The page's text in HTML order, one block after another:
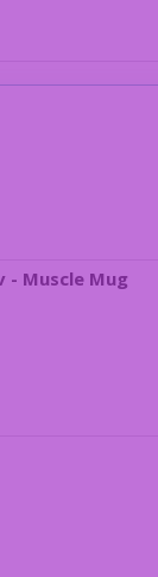
- Muscle Mug